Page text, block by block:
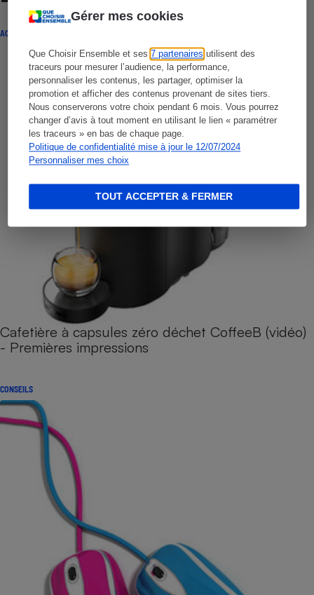
Gérer mes cookies
Que Choisir Ensemble et ses7 partenaires utilisent des
traceurs pour mesurer l’audience, la performance,
personnaliser les contenus, les partager, optimiser la
promotion et afficher des contenus provenant de sites tiers.
Nous conserverons votre choix pendant 6 mois. Vous pourrez
changer d’avis à tout moment en utilisant le lien « paramétrer
les traceurs » en bas de chaque page.
Politique de confidentialité mise à jour le 12/07/2024
Personnaliser mes choix
TOUT ACCEPTER & FERMER
ACTUALITÉ
Cafetière à capsules zéro déchet CoffeeB (vidéo)
- Premières impressions
CONSEILS